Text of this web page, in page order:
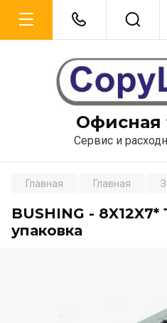
Офисная
Сервис и
Главная Главная
BUSHING - 8X12X7*
упаковка